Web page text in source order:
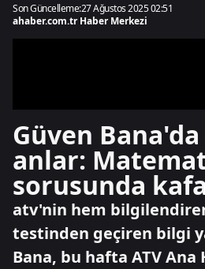
Son Güncelleme:27 Ağustos 2025 02:51
ahaber.com.tr Haber Merkezi
Güven
anlar:
sorusunda kafa
atv'nin hem
testinden geçiren bilgi
Bana, bu hafta ATV Ana